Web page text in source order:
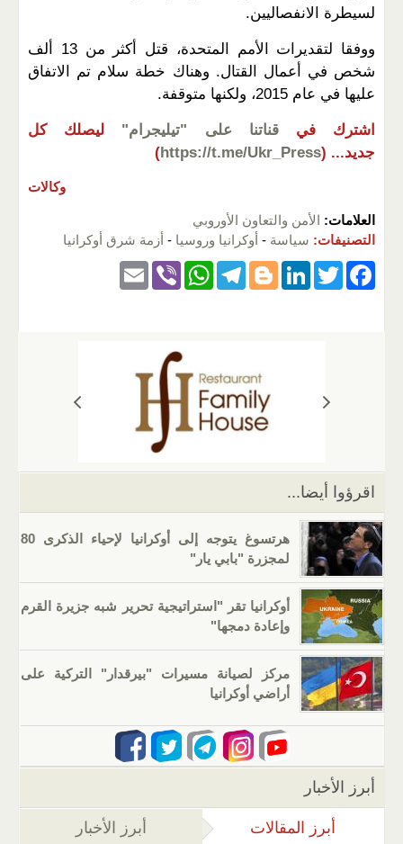
لسيطرة الانفصاليين.
ووفقا لتقديرات الأمم المتحدة، قتل أكثر من 13 ألف
شخص في أعمال القتال. وهناك خطة سلام تم الاتفاق
عليها في عام 2015، ولكنها متوقفة.
اشترك في قناتنا على "تيليجرام"
ليصلك كل
جديد... (
https://t.me/Ukr_Press
)
وكالات
العلامات: الأمن والتعاون الأوروبي
التصنيفات: سياسة - أوكرانيا وروسيا - أزمة شرق أوكرانيا
F
k
T
Li
dI
n
Bl
er
T
a
m
W
s
A
p
Vi
اقرؤوا أيضا...
هرتسوغ يتوجه إلى أوكرانيا لإحياء الذكرى 80
لمجزرة "بابي يار"
أوكرانيا تقر "استراتيجية تحرير شبه جزيرة القرم
وإعادة دمجها"
مركز لصيانة مسيرات "بيرقدار" التركية على
أراضي أوكرانيا
أبرز الأخبار
أبرز المقالات (علامة التبويب النشطة)
أبرز الأخبار